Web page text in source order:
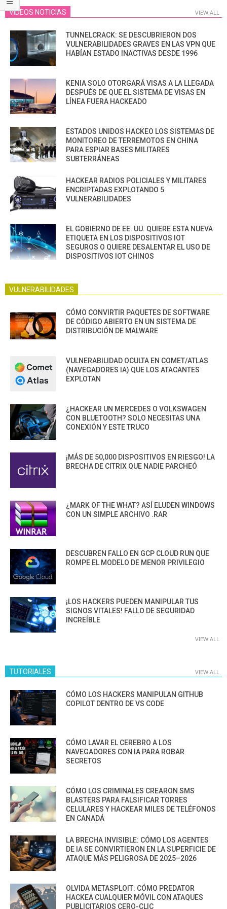
VIDEOS NOTICIAS VIEW ALL
TUNNELCRACK: SE DESCUBRIERON DOS
VULNERABILIDADES GRAVES EN LAS VPN QUE
HABÍAN ESTADO INACTIVAS DESDE 1996
KENIA SOLO OTORGARÁ VISAS A LA LLEGADA
DESPUÉS DE QUE EL SISTEMA DE VISAS EN
LÍNEA FUERA HACKEADO
ESTADOS UNIDOS HACKEO LOS SISTEMAS DE
MONITOREO DE TERREMOTOS EN CHINA
PARA ESPIAR BASES MILITARES
SUBTERRÁNEAS
HACKEAR RADIOS POLICIALES Y MILITARES
ENCRIPTADAS EXPLOTANDO 5
VULNERABILIDADES
EL GOBIERNO DE EE. UU. QUIERE ESTA NUEVA
ETIQUETA EN LOS DISPOSITIVOS IOT
SEGUROS O QUIERE DESALENTAR EL USO DE
DISPOSITIVOS IOT CHINOS
VULNERABILIDADES
CÓMO CONVIRTIR PAQUETES DE SOFTWARE
DE CÓDIGO ABIERTO EN UN SISTEMA DE
DISTRIBUCIÓN DE MALWARE
VULNERABILIDAD OCULTA EN COMET/ATLAS
(NAVEGADORES IA) QUE LOS ATACANTES
EXPLOTAN
¿HACKEAR UN MERCEDES O VOLKSWAGEN
CON BLUETOOTH? SOLO NECESITAS UNA
CONEXIÓN Y ESTE TRUCO
¡MÁS DE 50,000 DISPOSITIVOS EN RIESGO! LA
BRECHA DE CITRIX QUE NADIE PARCHEÓ
¿MARK OF THE WHAT? ASÍ ELUDEN WINDOWS
CON UN SIMPLE ARCHIVO .RAR
DESCUBREN FALLO EN GCP CLOUD RUN QUE
ROMPE EL MODELO DE MENOR PRIVILEGIO
¡LOS HACKERS PUEDEN MANIPULAR TUS
SIGNOS VITALES! FALLO DE SEGURIDAD
INCREÍBLE
VIEW ALL
TUTORIALES VIEW ALL
CÓMO LOS HACKERS MANIPULAN GITHUB
COPILOT DENTRO DE VS CODE
CÓMO LAVAR EL CEREBRO A LOS
NAVEGADORES CON IA PARA ROBAR
SECRETOS
CÓMO LOS CRIMINALES CREARON SMS
BLASTERS PARA FALSIFICAR TORRES
CELULARES Y HACKEAR MILES DE TELÉFONOS
EN CANADÁ
LA BRECHA INVISIBLE: CÓMO LOS AGENTES
DE IA SE CONVIRTIERON EN LA SUPERFICIE DE
ATAQUE MÁS PELIGROSA DE 2025–2026
OLVIDA METASPLOIT: CÓMO PREDATOR
HACKEA CUALQUIER MÓVIL CON ATAQUES
PUBLICITARIOS CERO-CLIC